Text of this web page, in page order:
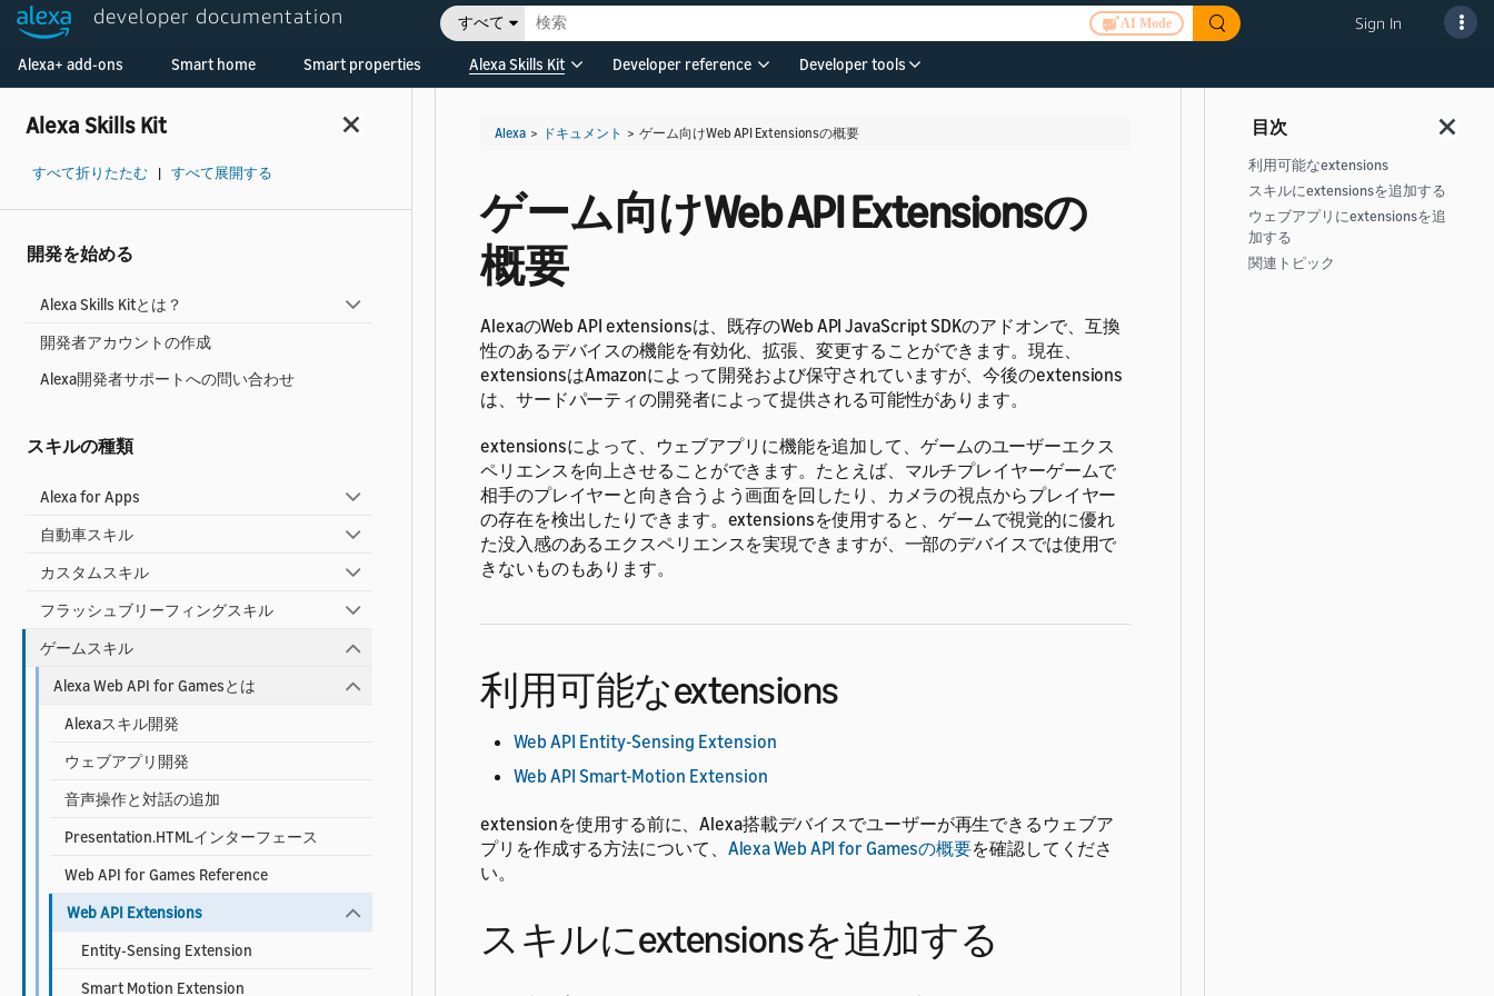
developer documentation すべて AI Mode Sign In
Alexa+ add-ons Smart home Smart properties Alexa Skills Kit Developer reference Developer tools
Alexa Skills Kit
すべて折りたたむ | すべて展開する
開発を始める
Alexa Skills Kitとは？
開発者アカウントの作成
Alexa開発者サポートへの問い合わせ
スキルの種類
Alexa for Apps
自動車スキル
カスタムスキル
フラッシュブリーフィングスキル
ゲームスキル
Alexa Web API for Gamesとは
Alexaスキル開発
ウェブアプリ開発
音声操作と対話の追加
Presentation.HTMLインターフェース
Web API for Games Reference
Web API Extensions
Entity-Sensing Extension
Smart Motion Extension
Alexa > ドキュメント > ゲーム向けWeb API Extensionsの概要
ゲーム向けWeb API Extensionsの
概要
AlexaのWeb API extensionsは、既存のWeb API JavaScript SDKのアドオンで、互換
性のあるデバイスの機能を有効化、拡張、変更することができます。現在、
extensionsはAmazonによって開発および保守されていますが、今後のextensions
は、サードパーティの開発者によって提供される可能性があります。
extensionsによって、ウェブアプリに機能を追加して、ゲームのユーザーエクス
ペリエンスを向上させることができます。たとえば、マルチプレイヤーゲームで
相手のプレイヤーと向き合うよう画面を回したり、カメラの視点からプレイヤー
の存在を検出したりできます。extensionsを使用すると、ゲームで視覚的に優れ
た没入感のあるエクスペリエンスを実現できますが、一部のデバイスでは使用で
きないものもあります。
利用可能なextensions
Web API Entity-Sensing Extension
Web API Smart-Motion Extension
extensionを使用する前に、Alexa搭載デバイスでユーザーが再生できるウェブア
プリを作成する方法について、 Alexa Web API for Gamesの概要を確認してくださ
い。
スキルにextensionsを追加する
利用可能なextensions
スキルにextensionsを追加する
ウェブアプリにextensionsを追
加する
関連トピック
Welcome! Ask the DevAssistant